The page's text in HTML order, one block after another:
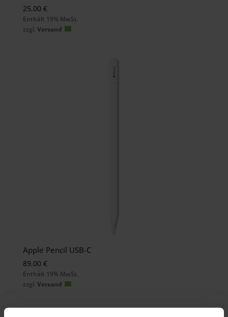
25,00 €
Enthält 19% MwSt.
zzgl. Versand
Apple Pencil USB-C
89,00 €
Enthält 19% MwSt.
zzgl. Versand